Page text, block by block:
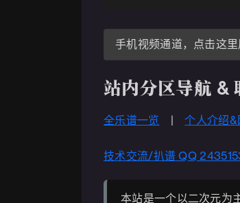
手机视频通道，点击这
站内分区导航 &
全乐谱一览 |个人介绍&
技术交流/扒谱 QQ
本站是一个以二次元为